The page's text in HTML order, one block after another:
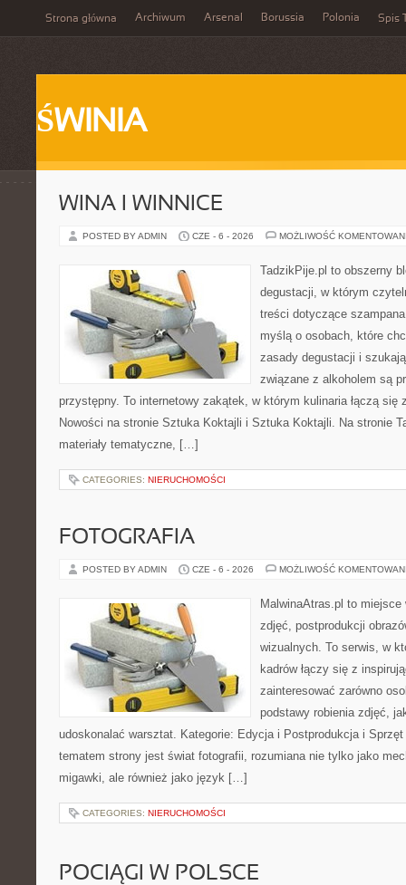
Strona główna Archiwum Arsenal Borussia Polonia Spis
ŚWINIA
WINA I WINNICE
POSTED BY ADMIN CZE - 6 - 2026 MOŻLIWOŚĆ
TadzikPije.pl to obszerny
degustacji, w którym
treści dotyczące
myślą o osobach, które
zasady degustacji i
związane z alkoholem są
przystępny. To internetowy zakątek, w którym kulinaria łączą się
Nowości na stronie Sztuka Koktajli i Sztuka Koktajli. Na stronie
materiały tematyczne, […]
CATEGORIES: NIERUCHOMOŚCI
FOTOGRAFIA
POSTED BY ADMIN CZE - 6 - 2026 MOŻLIWOŚĆ
MalwinaAtras.pl to
zdjęć, postprodukcji
wizualnych. To serwis, w
kadrów łączy się z
zainteresować zarówno
podstawy robienia zdjęć,
udoskonalać warsztat. Kategorie: Edycja i Postprodukcja i Sprzęt
tematem strony jest świat fotografii, rozumiana nie tylko jako
migawki, ale również jako język […]
CATEGORIES: NIERUCHOMOŚCI
POCIĄGI W POLSCE